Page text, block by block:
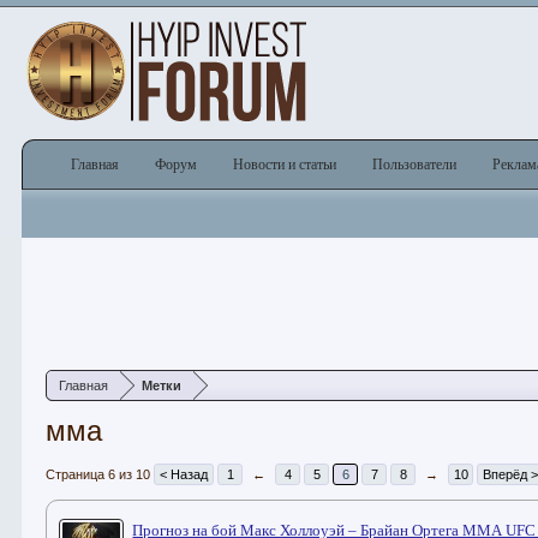
Главная Метки
мма
Страница 6 из 10 < Назад 1 ← 4 5 6 7 8 → 10 Вперёд >
Прогноз на бой Макс Холлоуэй – Брайан Ортега ММА UFC
Главная Форум Новости и статьи Пользователи